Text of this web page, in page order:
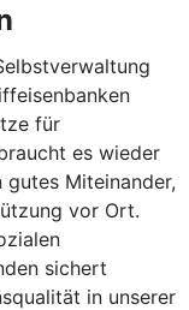
für
es wieder
Miteinander,
vor Ort.
sichert
in unserer